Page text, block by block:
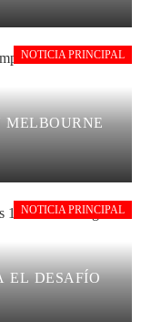
NOTICIA PRINCIPAL
NOTICIA PRINCIPAL
EL DESAFÍO